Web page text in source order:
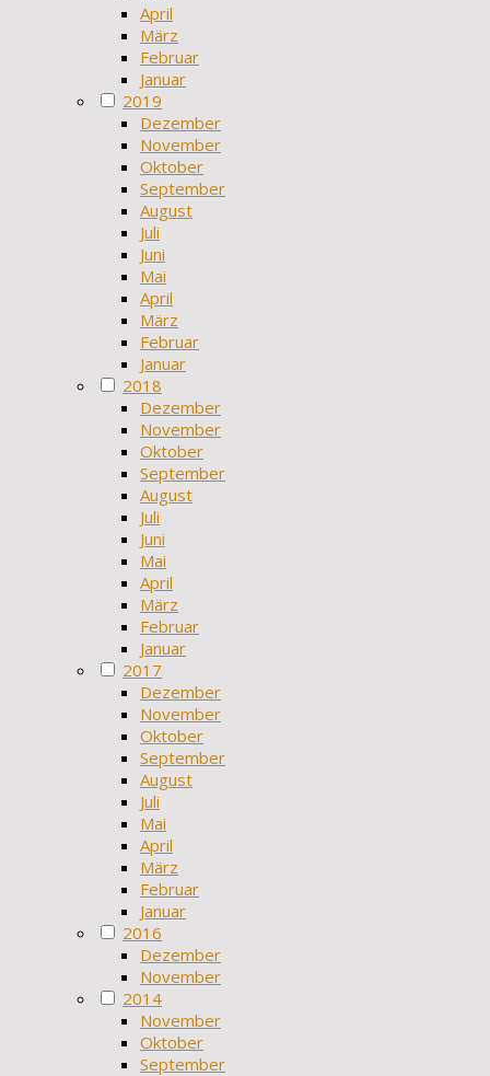
April
März
Februar
Januar
2019
Dezember
November
Oktober
September
August
Juli
Juni
Mai
April
März
Februar
Januar
2018
Dezember
November
Oktober
September
August
Juli
Juni
Mai
April
März
Februar
Januar
2017
Dezember
November
Oktober
September
August
Juli
Mai
April
März
Februar
Januar
2016
Dezember
November
2014
November
Oktober
September